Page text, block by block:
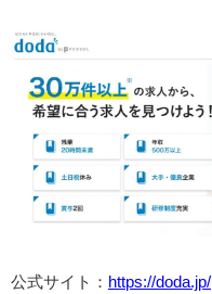
公式サイト： https://doda.jp/